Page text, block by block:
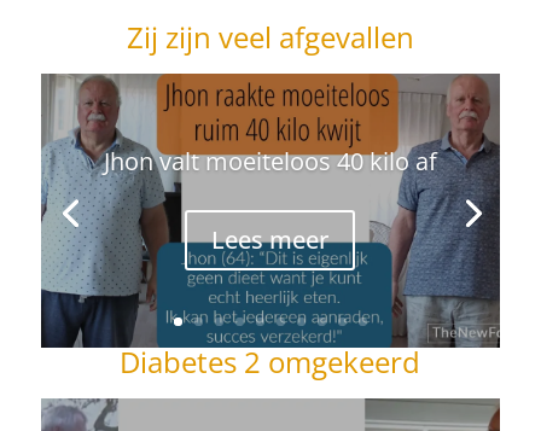
Zij zijn veel afgevallen
Jhon valt moeiteloos 40 kilo af
Lees meer
Diabetes 2 omgekeerd